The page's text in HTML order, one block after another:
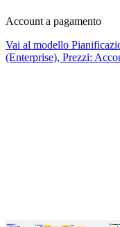
Account a pagamento
Vai al modello
(Enterprise), Prezzi: